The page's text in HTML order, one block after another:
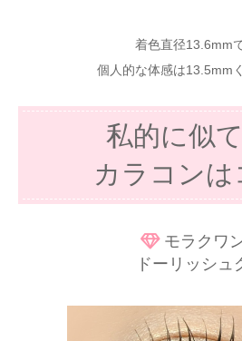
着色直径13.6mm
個人的な体感は13.5mm
私的に似
カラコン
モラクワ
ドーリッシュ